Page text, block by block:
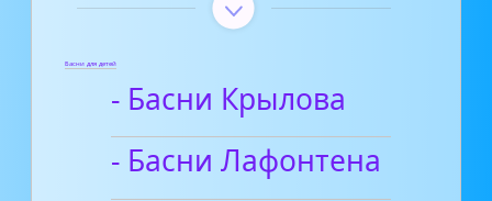
Басни для детей
- Басни Крылова
- Басни Лафонтена